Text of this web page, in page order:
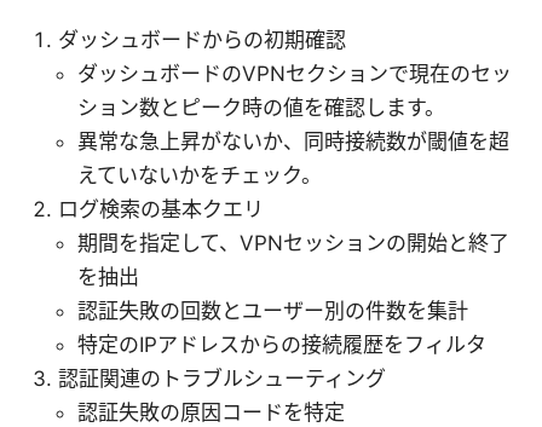
ダッシュボードからの初期確認
ダッシュボードのVPNセクションで現在のセッ
ション数とピーク時の値を確認します。
異常な急上昇がないか、同時接続数が閾値を超
えていないかをチェック。
ログ検索の基本クエリ
期間を指定して、VPNセッションの開始と終了
を抽出
認証失敗の回数とユーザー別の件数を集計
特定のIPアドレスからの接続履歴をフィルタ
認証関連のトラブルシューティング
認証失敗の原因コードを特定